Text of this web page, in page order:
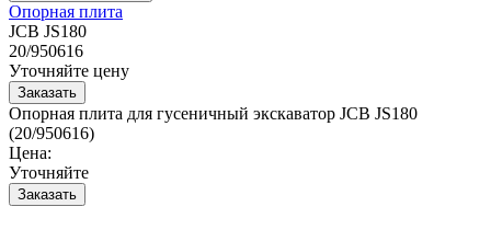
Опорная плита
JCB JS180
20/950616
Уточняйте цену
Опорная плита для гусеничный экскаватор JCB JS180
(20/950616)
Цена:
Уточняйте